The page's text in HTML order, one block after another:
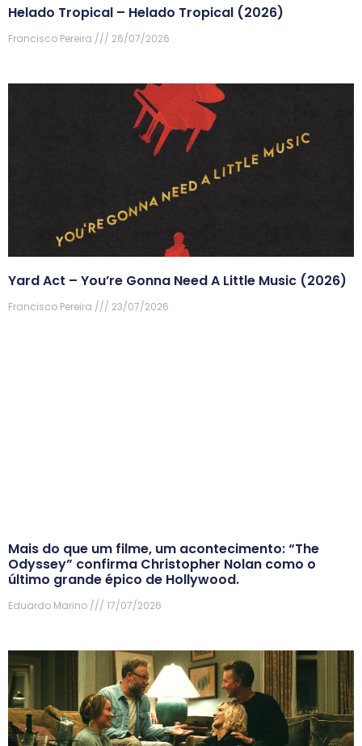
Helado Tropical – Helado Tropical (2026)
Francisco Pereira 26/07/2026
Yard Act – You’re Gonna Need A Little Music (2026)
Francisco Pereira 23/07/2026
Mais do que um filme, um acontecimento: “The
Odyssey” confirma Christopher Nolan como o
último grande épico de Hollywood.
Eduardo Marino 17/07/2026